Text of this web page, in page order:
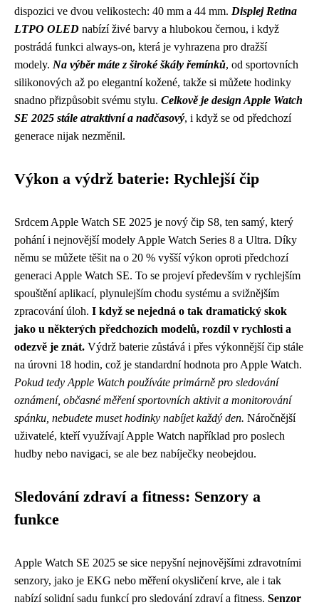
dispozici ve dvou velikostech: 40 mm a 44 mm. Displej Retina
LTPO OLED nabízí živé barvy a hlubokou černou, i když
postrádá funkci always-on, která je vyhrazena pro dražší
modely. Na výběr máte z široké škály řemínků, od sportovních
silikonových až po elegantní kožené, takže si můžete hodinky
snadno přizpůsobit svému stylu. Celkově je design Apple Watch
SE 2025 stále atraktivní a nadčasový, i když se od předchozí
generace nijak nezměnil.
Výkon a výdrž baterie: Rychlejší čip
Srdcem Apple Watch SE 2025 je nový čip S8, ten samý, který
pohání i nejnovější modely Apple Watch Series 8 a Ultra. Díky
němu se můžete těšit na o 20 % vyšší výkon oproti předchozí
generaci Apple Watch SE. To se projeví především v rychlejším
spouštění aplikací, plynulejším chodu systému a svižnějším
zpracování úloh. I když se nejedná o tak dramatický skok
jako u některých předchozích modelů, rozdíl v rychlosti a
odezvě je znát. Výdrž baterie zůstává i přes výkonnější čip stále
na úrovni 18 hodin, což je standardní hodnota pro Apple Watch.
Pokud tedy Apple Watch používáte primárně pro sledování
oznámení, občasné měření sportovních aktivit a monitorování
spánku, nebudete muset hodinky nabíjet každý den. Náročnější
uživatelé, kteří využívají Apple Watch například pro poslech
hudby nebo navigaci, se ale bez nabíječky neobejdou.
Sledování zdraví a fitness: Senzory a
funkce
Apple Watch SE 2025 se sice nepyšní nejnovějšími zdravotními
senzory, jako je EKG nebo měření okysličení krve, ale i tak
nabízí solidní sadu funkcí pro sledování zdraví a fitness. Senzor